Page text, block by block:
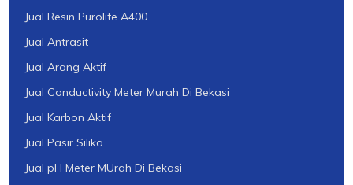
Jual Resin Purolite A400
Jual Antrasit
Jual Arang Aktif
Jual Conductivity Meter Murah Di Bekasi
Jual Karbon Aktif
Jual Pasir Silika
Jual pH Meter MUrah Di Bekasi